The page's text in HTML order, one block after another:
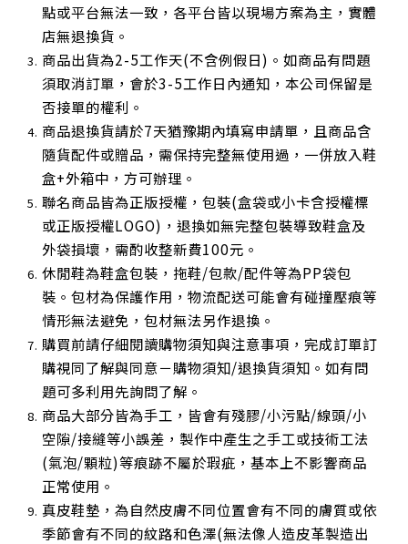
點或平台無法一致，各平台皆以現場方案為主，實體
店無退換貨。
商品出貨為2-5工作天(不含例假日)。如商品有問題
須取消訂單，會於3-5工作日內通知，本公司保留是
否接單的權利。
商品退換貨請於7天猶豫期內填寫申請單，且商品含
隨貨配件或贈品，需保持完整無使用過，一併放入鞋
盒+外箱中，方可辦理。
聯名商品皆為正版授權，包裝(盒袋或小卡含授權標
或正版授權LOGO)，退換如無完整包裝導致鞋盒及
外袋損壞，需酌收整新費100元。
休閒鞋為鞋盒包裝，拖鞋/包款/配件等為PP袋包
裝。包材為保護作用，物流配送可能會有碰撞壓痕等
情形無法避免，包材無法另作退換。
購買前請仔細閱讀購物須知與注意事項，完成訂單訂
購視同了解與同意－購物須知/退換貨須知。如有問
題可多利用先詢問了解。
商品大部分皆為手工，皆會有殘膠/小污點/線頭/小
空隙/接縫等小誤差，製作中產生之手工或技術工法
(氣泡/顆粒)等痕跡不屬於瑕疵，基本上不影響商品
正常使用 。
真皮鞋墊，為自然皮膚不同位置會有不同的膚質或依
季節會有不同的紋路和色澤(無法像人造皮革製造出